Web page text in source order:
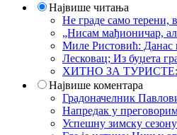
Највише читања
Не граде само терени,
„Нисам мађионичар,
Миле Ристовић: Данас
Лесковац; Из буџета
ХИТНО ЗА ТУРИСТЕ: Од
Највише коментара
Градоначелник
Напредак у
Успешну зимску